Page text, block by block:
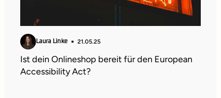
Laura Linke 21.05.25
Ist dein Onlineshop bereit für den European
Accessibility Act?